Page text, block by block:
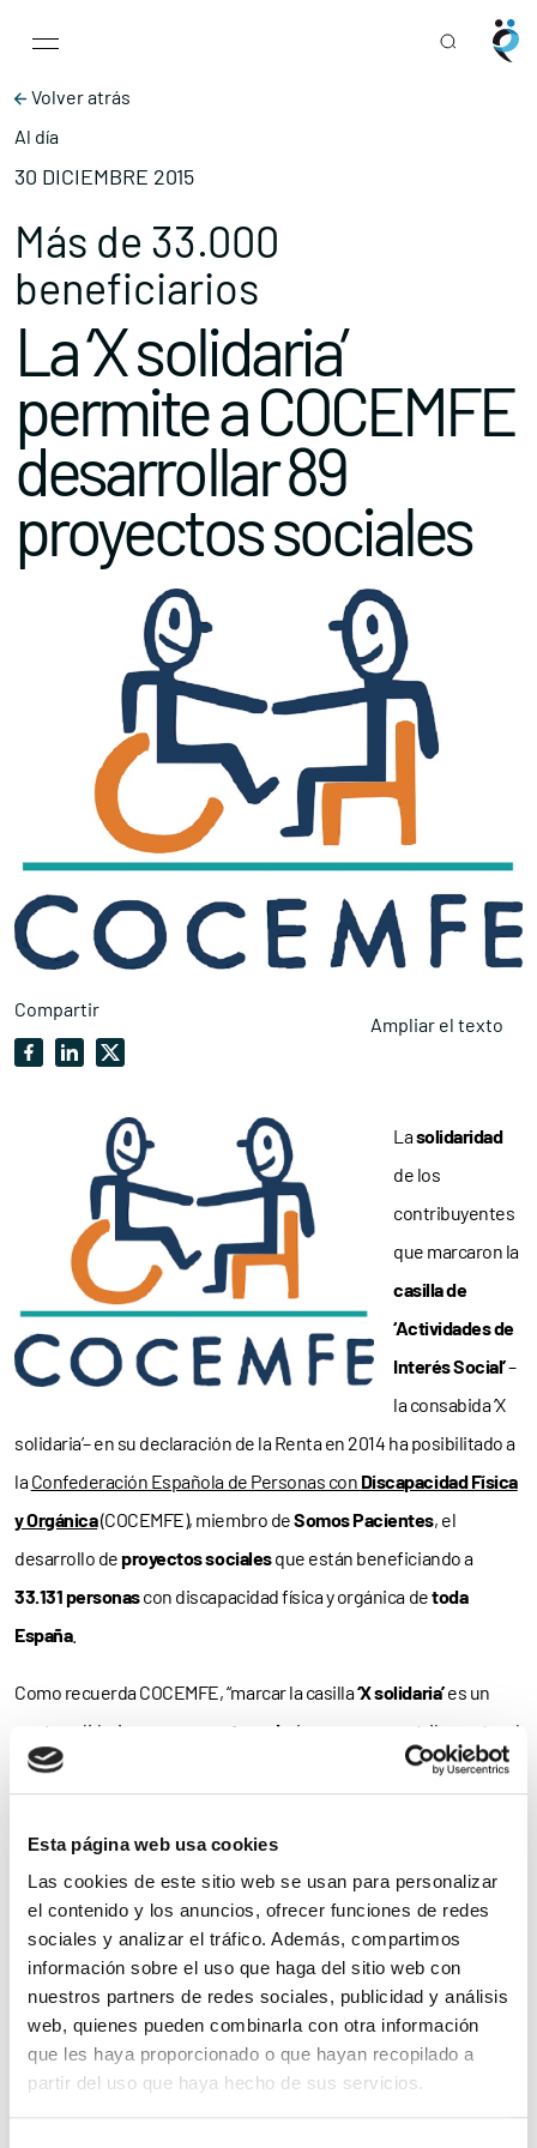
Esta página web usa cookies
Las cookies de este sitio web se usan para personalizar
el contenido y los anuncios, ofrecer funciones de redes
sociales y analizar el tráfico. Además, compartimos
información sobre el uso que haga del sitio web con
nuestros partners de redes sociales, publicidad y análisis
web, quienes pueden combinarla con otra información
que les haya proporcionado o que hayan recopilado a
partir del uso que haya hecho de sus servicios.
Main Navigation
Volver atrás
Al día
30 DICIEMBRE 2015
Más de 33.000
beneficiarios
La ‘X solidaria’
permite a COCEMFE
desarrollar 89
proyectos sociales
Compartir
Ampliar el texto
Lasolidaridad
de los
contribuyentes
que marcaron la
casilla de
‘Actividades de
Interés Social’–
la consabida ‘X
solidaria’– en su declaración de la Renta en 2014 ha posibilitado a
laConfederación Española de Personas con Discapacidad Física
y Orgánica(COCEMFE), miembro deSomos Pacientes, el
desarrollo deproyectos socialesque están beneficiando a
33.131 personascon discapacidad física y orgánica detoda
España.
Como recuerda COCEMFE, “marcar la casilla‘X solidaria’es un
gesto solidario que
no cuesta nada
. La persona contribuyente, al
hacer la declaración de la Renta,
no va a tener que pagar másni le
de la Iglesia Católica junto con la casilla de ‘Actividades de Interés
Social’ y, destinar un0,7%a cada una de ellas. Simultaneando las
dos casillas, la ayuda no se divide,se suma”.
Más de 3.000 proyectos sociales
Concretamente, COCEMFE ha puesto en marcha en el presente
2015 un total de 89 proyectos socialesenmarcados en sus